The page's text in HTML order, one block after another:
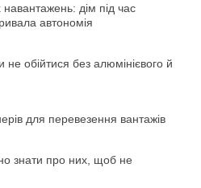
дім під час
автономія
не обійтися без алюмінієвого й
для перевезення вантажів
знати про них, щоб не